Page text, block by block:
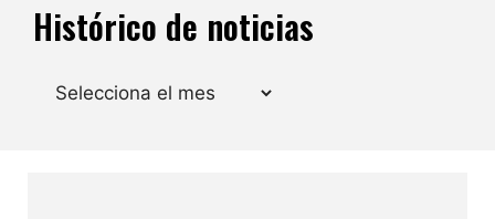
Histórico de noticias
Arxius